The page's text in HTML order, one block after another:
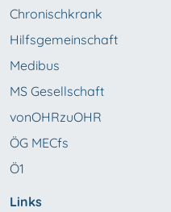
Chronischkrank
Hilfsgemeinschaft
Medibus
MS Gesellschaft
vonOHRzuOHR
ÖG MECfs
Ö1
Links